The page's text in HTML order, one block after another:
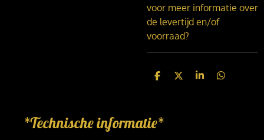
voor meer informatie over
de levertijd en/of
voorraad?
D
n
D
S
D
*Technische informatie*